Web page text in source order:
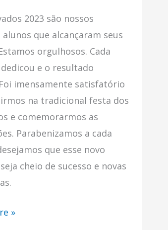
2023 são nossos
que alcançaram seus
orgulhosos. Cada
e o resultado
imensamente satisfatório
na tradicional festa dos
e comemorarmos as
Parabenizamos a cada
que esse novo
cheio de sucesso e novas
»